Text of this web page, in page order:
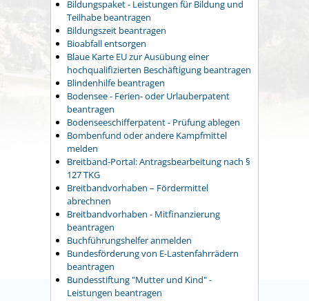
Bildungspaket - Leistungen für Bildung und
Teilhabe beantragen
Bildungszeit beantragen
Bioabfall entsorgen
Blaue Karte EU zur Ausübung einer
hochqualifizierten Beschäftigung beantragen
Blindenhilfe beantragen
Bodensee - Ferien- oder Urlauberpatent
beantragen
Bodenseeschifferpatent - Prüfung ablegen
Bombenfund oder andere Kampfmittel
melden
Breitband-Portal: Antragsbearbeitung nach §
127 TKG
Breitbandvorhaben – Fördermittel
abrechnen
Breitbandvorhaben - Mitfinanzierung
beantragen
Buchführungshelfer anmelden
Bundesförderung von E-Lastenfahrrädern
beantragen
Bundesstiftung "Mutter und Kind" -
Leistungen beantragen